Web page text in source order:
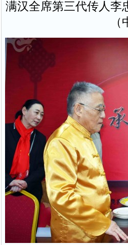
满汉全席第三代传人李